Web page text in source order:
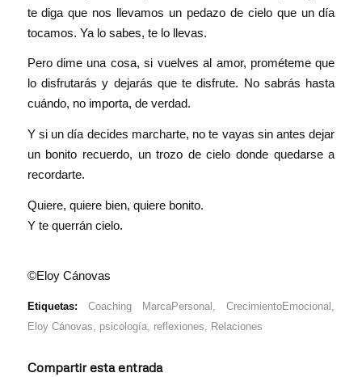
te diga que nos llevamos un pedazo de cielo que un día
tocamos. Ya lo sabes, te lo llevas.
Pero dime una cosa, si vuelves al amor, prométeme que
lo disfrutarás y dejarás que te disfrute. No sabrás hasta
cuándo, no importa, de verdad.
Y si un día decides marcharte, no te vayas sin antes dejar
un bonito recuerdo, un trozo de cielo donde quedarse a
recordarte.
Quiere, quiere bien, quiere bonito.
Y te querrán cielo.
©Eloy Cánovas
Etiquetas: Coaching MarcaPersonal ,CrecimientoEmocional ,
Eloy Cánovas, psicología, reflexiones, Relaciones
Compartir esta entrada